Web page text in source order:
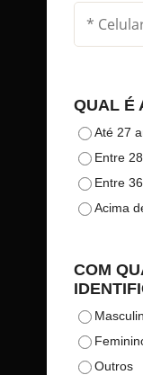
QUAL É
Até 27
Entre
Entre
Acima
COM
Outros